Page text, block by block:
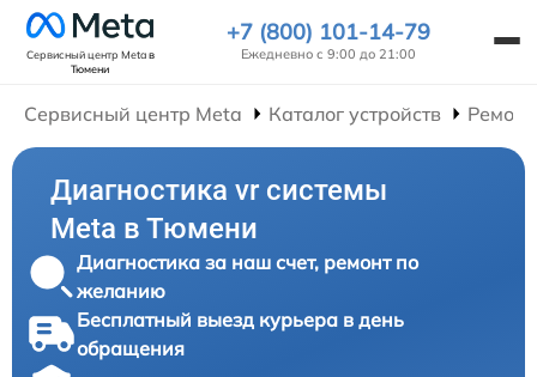
Сервисный центр Metaв
Тюмени
+7 (800) 101-14-79
Ежедневно с 9:00 до 21:00
Сервисный центр Meta Каталог устройств
Диагностика vr системы
Meta в Тюмени
Диагностика за наш счет, ремонт по
желанию
Бесплатный выезд курьера в день
обращения